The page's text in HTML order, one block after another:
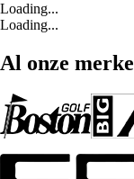
Loading...
Loading...
Al onze